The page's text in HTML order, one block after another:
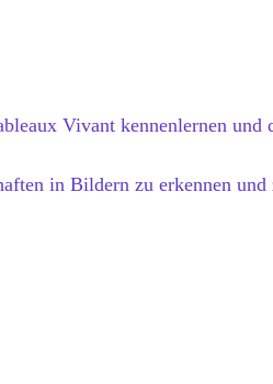
Vivant kennenlernen
in Bildern zu erkennen und